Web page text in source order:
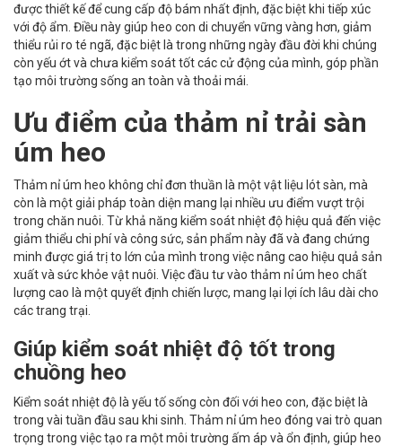
được thiết kế để cung cấp độ bám nhất định, đặc biệt khi tiếp xúc
với độ ẩm. Điều này giúp heo con di chuyển vững vàng hơn, giảm
thiểu rủi ro té ngã, đặc biệt là trong những ngày đầu đời khi chúng
còn yếu ớt và chưa kiểm soát tốt các cử động của mình, góp phần
tạo môi trường sống an toàn và thoải mái.
Ưu điểm của thảm nỉ trải sàn
úm heo
Thảm nỉ úm heo không chỉ đơn thuần là một vật liệu lót sàn, mà
còn là một giải pháp toàn diện mang lại nhiều ưu điểm vượt trội
trong chăn nuôi. Từ khả năng kiểm soát nhiệt độ hiệu quả đến việc
giảm thiểu chi phí và công sức, sản phẩm này đã và đang chứng
minh được giá trị to lớn của mình trong việc nâng cao hiệu quả sản
xuất và sức khỏe vật nuôi. Việc đầu tư vào thảm nỉ úm heo chất
lượng cao là một quyết định chiến lược, mang lại lợi ích lâu dài cho
các trang trại.
Giúp kiểm soát nhiệt độ tốt trong
chuồng heo
Kiểm soát nhiệt độ là yếu tố sống còn đối với heo con, đặc biệt là
trong vài tuần đầu sau khi sinh. Thảm nỉ úm heo đóng vai trò quan
trọng trong việc tạo ra một môi trường ấm áp và ổn định, giúp heo